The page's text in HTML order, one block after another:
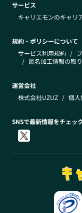
サービス
キャリエモンのキャリ
規約・ポリシーについて
サービス利用規約 /
/ 匿名加工情報の取
運営会社
株式会社UZUZ / 個人
SNSで最新情報をチェッ